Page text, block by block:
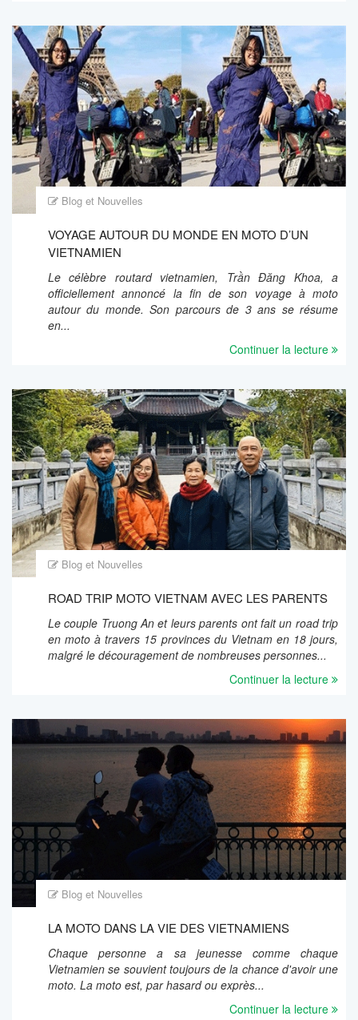
Blog et Nouvelles
VOYAGE AUTOUR DU MONDE EN MOTO D’UN
VIETNAMIEN
Le célèbre routard vietnamien, Trần Đăng Khoa, a
officiellement annoncé la fin de son voyage à moto
autour du monde. Son parcours de 3 ans se résume
en...
Continuer la lecture
Blog et Nouvelles
ROAD TRIP MOTO VIETNAM AVEC LES PARENTS
Le couple Truong An et leurs parents ont fait un road trip
en moto à travers 15 provinces du Vietnam en 18 jours,
malgré le découragement de nombreuses personnes...
Continuer la lecture
Blog et Nouvelles
LA MOTO DANS LA VIE DES VIETNAMIENS
Chaque personne a sa jeunesse comme chaque
Vietnamien se souvient toujours de la chance d'avoir une
moto. La moto est, par hasard ou exprès...
Continuer la lecture